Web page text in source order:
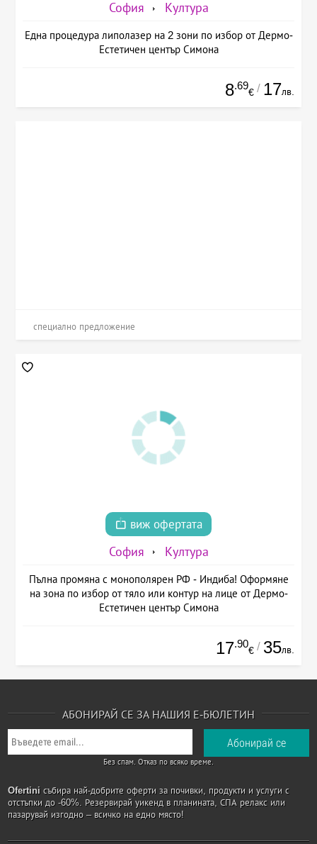
София Култура
Една процедура липолазер на 2 зони по избор от Дермо-
Естетичен център Симона
8.69
€ / 17лв.
специално предложение
виж офертата
София Култура
Пълна промяна с монополярен РФ - Индиба! Оформяне
на зона по избор от тяло или контур на лице от Дермо-
Естетичен център Симона
17.90
€ / 35лв.
АБОНИРАЙ СЕ ЗА НАШИЯ Е-БЮЛЕТИН
Без спам. Отказ по всяко време.
Ofertini събира най-добрите оферти за почивки, продукти и услуги с
отстъпки до -60%. Резервирай уикенд в планината, СПА релакс или
пазарувай изгодно – всичко на едно място!